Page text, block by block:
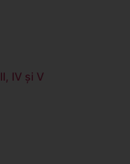
IV și V